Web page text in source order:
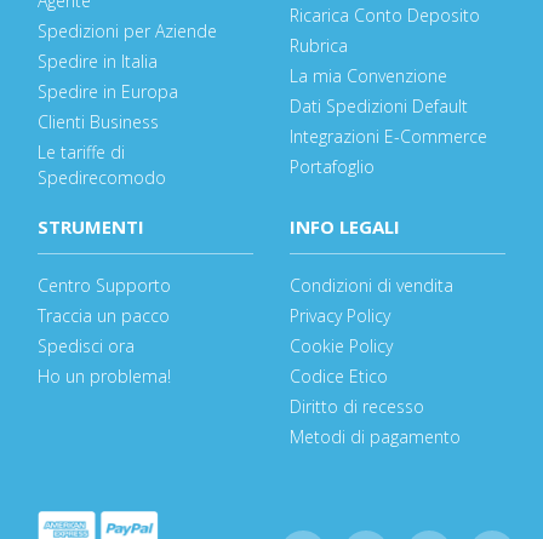
Spedizioni per Aziende
Spedire in Italia
Spedire in Europa
Clienti Business
Le tariffe di
Spedirecomodo
Ricarica Conto Deposito
Rubrica
La mia Convenzione
Dati Spedizioni Default
Integrazioni E-Commerce
Portafoglio
STRUMENTI
Centro Supporto
Traccia un pacco
Spedisci ora
Ho un problema!
INFO LEGALI
Condizioni di vendita
Privacy Policy
Cookie Policy
Codice Etico
Diritto di recesso
Metodi di pagamento